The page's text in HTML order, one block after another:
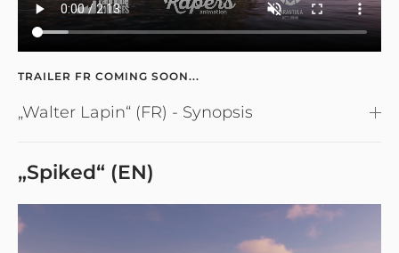
TRAILER FR COMING SOON...
„Walter Lapin“ (FR) - Synopsis
„Spiked“ (EN)